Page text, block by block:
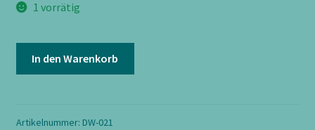
1 vorrätig
aus
In den Warenkorb
Artikelnummer: DW-021